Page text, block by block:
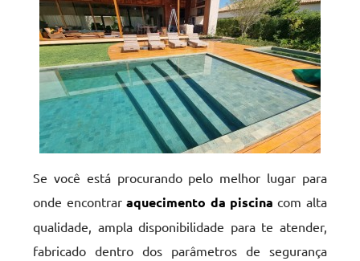
Se você está procurando pelo melhor lugar para
onde encontraraquecimento da piscina com alta
qualidade, ampla disponibilidade para te atender,
fabricado dentro dos parâmetros de segurança